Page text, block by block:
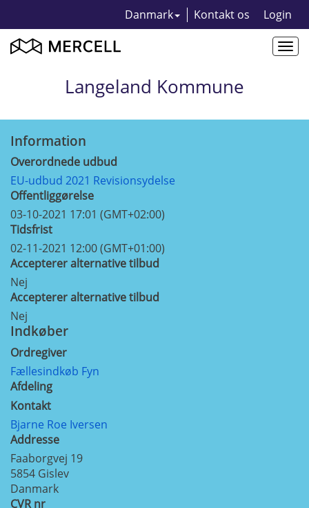
Danmark Kontakt os Login
Langeland Kommune
Information
Overordnede udbud
EU-udbud 2021 Revisionsydelse
Offentliggørelse
03-10-2021 17:01 (GMT+02:00)
Tidsfrist
02-11-2021 12:00 (GMT+01:00)
Accepterer alternative tilbud
Nej
Accepterer alternative tilbud
Nej
Indkøber
Ordregiver
Fællesindkøb Fyn
Afdeling
Kontakt
Bjarne Roe Iversen
Addresse
Faaborgvej 19
5854 Gislev
Danmark
CVR nr